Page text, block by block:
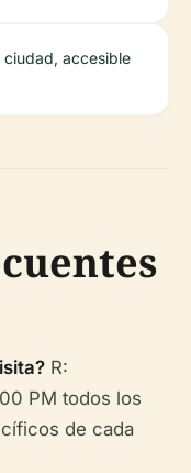
ciudad, accesible
R:
PM todos los
de cada